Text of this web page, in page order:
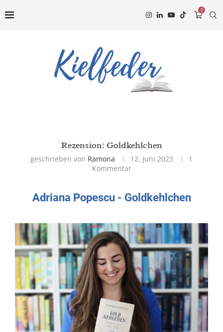
0
Rezension: Goldkehlchen
geschrieben von Ramona 12. Juni 2023
1
Kommentar
Adriana Popescu - Goldkehlchen